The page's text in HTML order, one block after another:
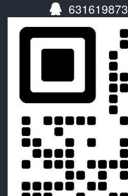
631619873